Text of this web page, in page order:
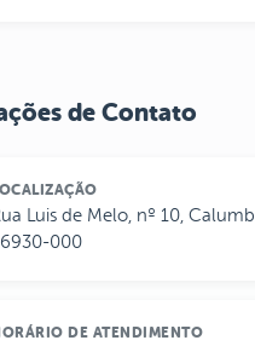
de Contato
Luis de Melo, nº 10,
000
DE ATENDIMENTO